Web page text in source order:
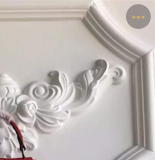
评价